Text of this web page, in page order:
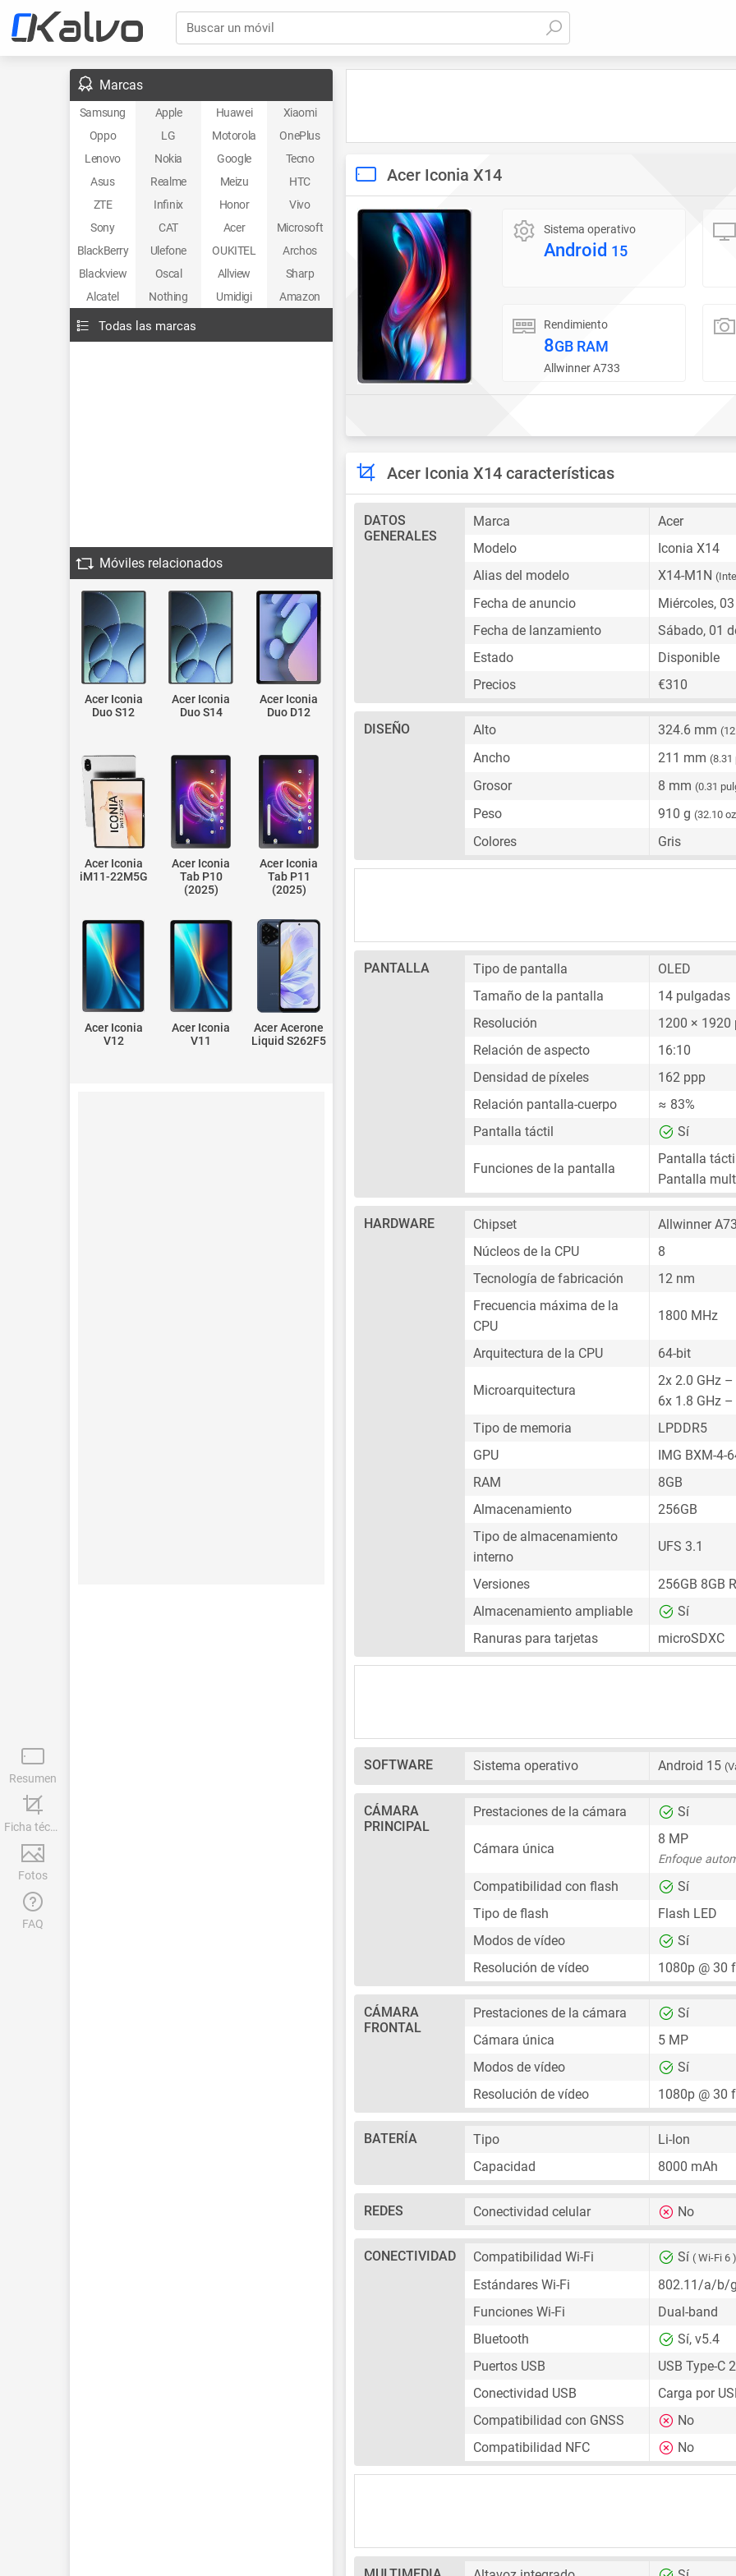
Buscar un móvil
Acer Iconia X14
Sistema operativo
Android 15
Rendimiento
8GB RAM
Allwinner A733
Acer Iconia X14 características
DATOS
GENERALES
Marca
Acer
Modelo
Iconia X14
Alias del modelo
X14-M1N
Fecha de anuncio
Miércoles,
Fecha de lanzamiento
Sábado, 01
Estado
Disponible
Precios
€310
DISEÑO Alto 324.6 mm
Ancho 211 mm (8.31
Grosor 8 mm (0.31
Peso 910 g (32.10
Colores Gris
PANTALLA Tipo de pantalla
OLED
Tamaño de la pantalla
14 pulgadas
Resolución
1200 × 1920
Relación de aspecto
16:10
Densidad de píxeles
162 ppp
Relación pantalla-cuerpo
≈ 83%
Pantalla táctil
Sí
Funciones de la pantalla
Pantalla
Pantalla
HARDWARE Chipset
Allwinner
Núcleos de la CPU
8
Tecnología de fabricación
12 nm
Frecuencia máxima de la
CPU
1800 MHz
Arquitectura de la CPU 64-bit
Microarquitectura
2x 2.0 GHz
6x 1.8 GHz
Tipo de memoria
LPDDR5
GPU
IMG BXM-4-
RAM
8GB
Almacenamiento
256GB
Tipo de almacenamiento
interno
UFS 3.1
Versiones
256GB 8GB
Almacenamiento ampliable
Sí
Ranuras para tarjetas
microSDXC
SOFTWARE Sistema operativo Android 15
CÁMARA
PRINCIPAL
Prestaciones de la cámara Sí
Cámara única
8 MP
Enfoque
Compatibilidad con flash
Sí
Tipo de flash
Flash LED
Modos de vídeo
Sí
Resolución de vídeo
1080p @ 30
CÁMARA
FRONTAL
Prestaciones de la cámara
Sí
Cámara única
5 MP
Modos de vídeo
Sí
Resolución de vídeo
1080p @ 30
BATERÍA Tipo
Li-Ion
Capacidad
8000 mAh
REDES Conectividad celular No
CONECTIVIDAD Compatibilidad Wi-Fi Sí ( Wi-Fi 6 )
Estándares Wi-Fi
802.11/a/b/
Funciones Wi-Fi
Dual-band
Bluetooth
Sí, v5.4
Puertos USB
USB Type-C
Conectividad USB
Carga por
Compatibilidad con GNSS
No
Compatibilidad NFC
No
Marcas
Samsung Apple Huawei
Xiaomi
Oppo
LG Motorola
OnePlus
Lenovo
Nokia Google
Tecno
Asus
Realme Meizu
HTC
ZTE
Infinix Honor
Vivo
Sony
CAT Acer
Microsoft
BlackBerry
Ulefone OUKITEL
Archos
Blackview
Oscal Allview
Sharp
Alcatel
Nothing Umidigi Amazon
Todas las marcas
Móviles relacionados
Acer Iconia
Duo S12
Acer Iconia
Duo S14
Acer Iconia
Duo D12
Acer Iconia
iM11-22M5G
Acer Iconia
Tab P10
(2025)
Acer Iconia
Tab P11
(2025)
Acer Iconia
V12
Acer Iconia
V11
Acer Acerone
Liquid S262F5
Resumen
Ficha técnica
Fotos
FAQ